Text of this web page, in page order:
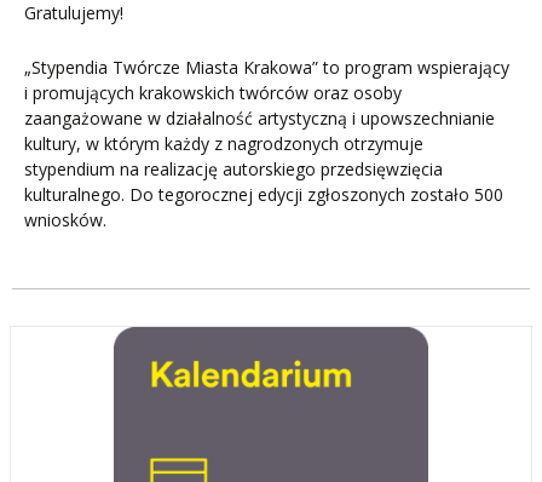
Gratulujemy!
„Stypendia Twórcze Miasta Krakowa” to program wspierający
i promujących krakowskich twórców oraz osoby
zaangażowane w działalność artystyczną i upowszechnianie
kultury, w którym każdy z nagrodzonych otrzymuje
stypendium na realizację autorskiego przedsięwzięcia
kulturalnego. Do tegorocznej edycji zgłoszonych zostało 500
wniosków.